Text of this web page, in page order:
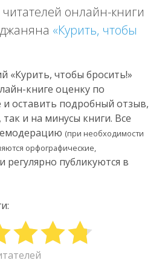
онлайн-книги
«Курить, чтобы
«Курить, чтобы бросить!»
книге оценку по
оставить подробный отзыв,
и на минусы книги. Все
(при необходимости
орфографические,
и регулярно публикуются в